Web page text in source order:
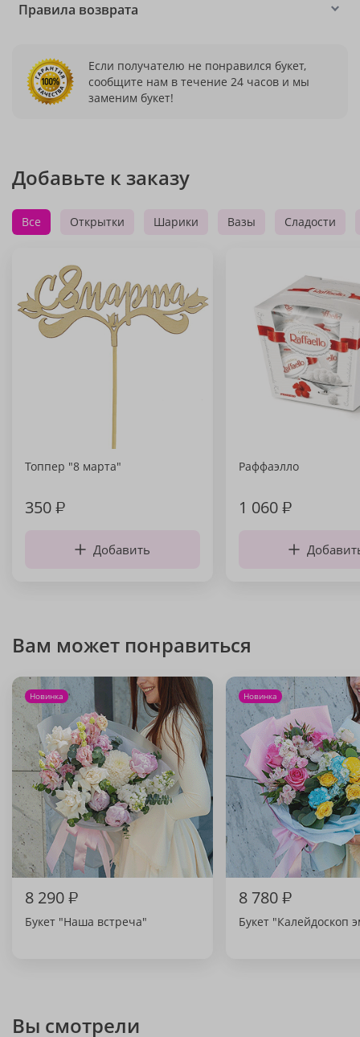
Правила возврата
Если получателю не понравился букет,
сообщите нам в течение 24 часов и мы
заменим букет!
Добавьте к заказу
Все Открытки Шарики Вазы Сладости
Топпер "8 марта"
350₽
Добавить
Раффаэлло
1 060₽
Вам может понравиться
Новинка
8 290₽
Букет "Наша встреча"
Новинка
8 780₽
Букет "Калейдоскоп
Вы смотрели